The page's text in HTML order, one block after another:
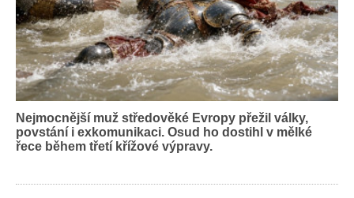
Nejmocnější muž středověké Evropy přežil války,
povstání i exkomunikaci. Osud ho dostihl v mělké
řece během třetí křížové výpravy.